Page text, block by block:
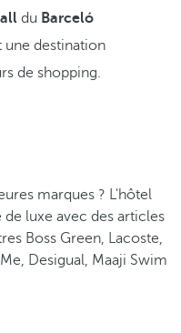
du Barceló
une destination
de shopping.
marques ? L'hôtel
luxe avec des articles
Boss Green, Lacoste,
Desigual, Maaji Swim